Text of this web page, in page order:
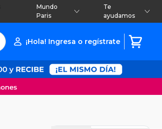
Mundo
Paris
Te
ayudamos
¡Hola! Ingresa o regístrate